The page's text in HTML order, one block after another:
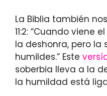
La Biblia también
11:2: “Cuando viene
la deshonra, pero la
humildes.” Este
soberbia lleva a la
la humildad está